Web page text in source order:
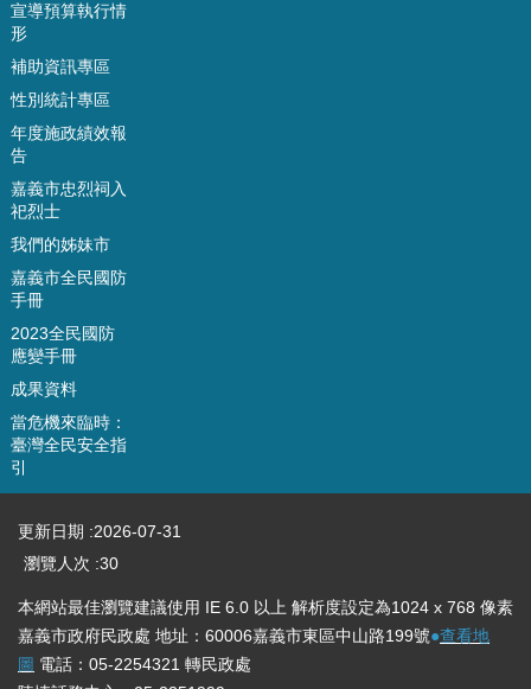
嘉
義
市
之
二
二
資
訊
公
開
區
回
首
頁
網
導
覽
嘉
義
市
政
宣導預算執行情
形
補助資訊專區
性別統計專區
年度施政績效報
告
嘉義市忠烈祠入
祀烈士
我們的姊妹市
嘉義市全民國防
手冊
2023全民國防
應變手冊
成果資料
當危機來臨時：
臺灣全民安全指
引
更新日期 2026-07-31
瀏覽人次 30
本網站最佳瀏覽建議使用 IE 6.0 以上 解析度設定為1024 x 768 像素
嘉義市政府民政處 地址：60006嘉義市東區中山路199號●查看地
圖 電話：05-2254321 轉民政處